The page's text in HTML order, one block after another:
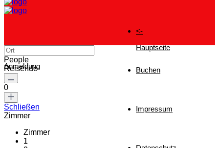
<-
Hauptseite
Buchen
Impressum
Anmeldung
People
Reisende
0
Schließen
Zimmer
Zimmer
1